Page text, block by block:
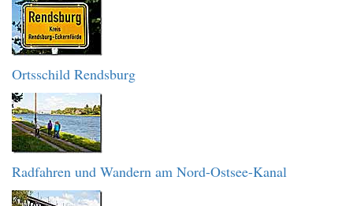
Ortsschild Rendsburg
Radfahren und Wandern am Nord-Ostsee-Kanal